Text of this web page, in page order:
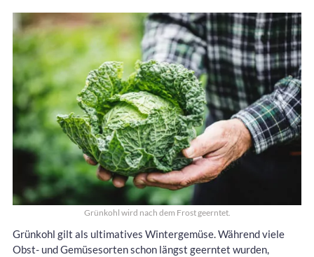
Grünkohl wird nach dem Frost geerntet.
Grünkohl gilt als ultimatives Wintergemüse. Während viele
Obst- und Gemüsesorten schon längst geerntet wurden,